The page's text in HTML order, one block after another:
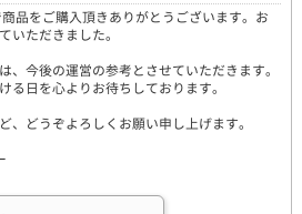
商品をご購入頂きありがとうございます。お
いただきました。
、今後の運営の参考とさせていただきます。
る日を心よりお待ちしております。
、どうぞよろしくお願い申し上げます。